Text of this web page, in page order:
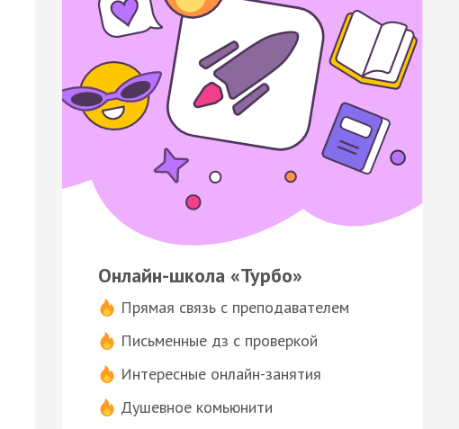
Онлайн-школа «Турбо»
Прямая связь с преподавателем
Письменные дз с проверкой
Интересные онлайн-занятия
Душевное комьюнити